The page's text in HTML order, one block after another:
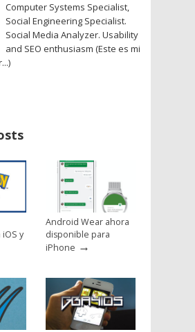
Computer Systems Specialist,
Social Engineering Specialist.
Social Media Analyzer. Usability
and SEO enthusiasm (Este es mi
y
Android Wear ahora
disponible para
iPhone →